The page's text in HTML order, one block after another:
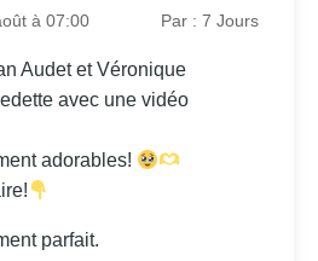
à 07:00 Par : 7 Jours
Audet et Véronique
avec une vidéo
adorables!
parfait.